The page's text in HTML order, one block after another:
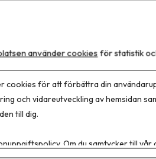
i
en ny version av
med reviderade
stort antal livsmedel. Bland
använder cookies för statistik
cookies för att förbättra din
och vidareutveckling av hemsidan
till dig.
. Om du samtycker till vår